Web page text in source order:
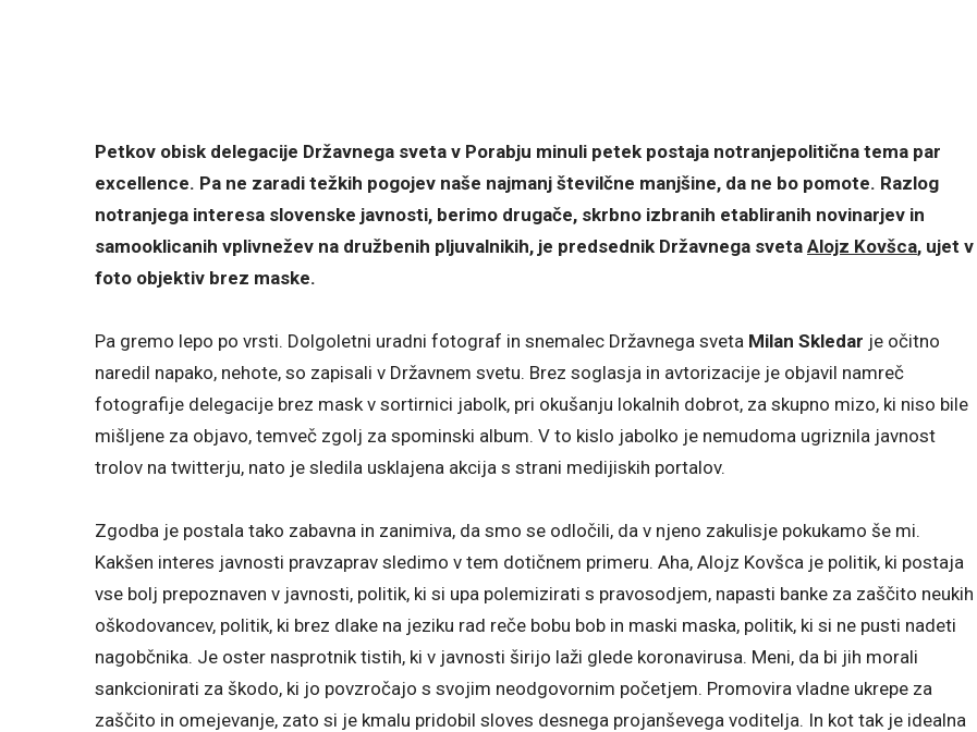
Petkov obisk delegacije Državnega sveta v Porabju minuli petek postaja notranjepolitična tema par
excellence. Pa ne zaradi težkih pogojev naše najmanj številčne manjšine, da ne bo pomote. Razlog
notranjega interesa slovenske javnosti, berimo drugače, skrbno izbranih etabliranih novinarjev in
samooklicanih vplivnežev na družbenih pljuvalnikih, je predsednik Državnega sveta Alojz Kovšca, ujet v
foto objektiv brez maske.
Pa gremo lepo po vrsti. Dolgoletni uradni fotograf in snemalec Državnega sveta Milan Skledar je očitno
naredil napako, nehote, so zapisali v Državnem svetu. Brez soglasja in avtorizacije je objavil namreč
fotografije delegacije brez mask v sortirnici jabolk, pri okušanju lokalnih dobrot, za skupno mizo, ki niso bile
mišljene za objavo, temveč zgolj za spominski album. V to kislo jabolko je nemudoma ugriznila javnost
trolov na twitterju, nato je sledila usklajena akcija s strani medijiskih portalov.
Zgodba je postala tako zabavna in zanimiva, da smo se odločili, da v njeno zakulisje pokukamo še mi.
Kakšen interes javnosti pravzaprav sledimo v tem dotičnem primeru. Aha, Alojz Kovšca je politik, ki postaja
vse bolj prepoznaven v javnosti, politik, ki si upa polemizirati s pravosodjem, napasti banke za zaščito neukih
oškodovancev, politik, ki brez dlake na jeziku rad reče bobu bob in maski maska, politik, ki si ne pusti nadeti
nagobčnika. Je oster nasprotnik tistih, ki v javnosti širijo laži glede koronavirusa. Meni, da bi jih morali
sankcionirati za škodo, ki jo povzročajo s svojim neodgovornim početjem. Promovira vladne ukrepe za
zaščito in omejevanje, zato si je kmalu pridobil sloves desnega projanševega voditelja. In kot tak je idealna